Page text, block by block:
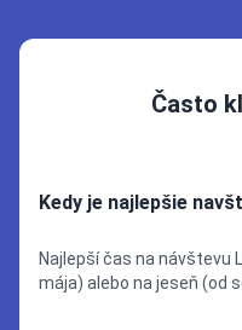
Často
Kedy je najlepšie
Najlepší čas na návštevu
mája) alebo na jeseň (od